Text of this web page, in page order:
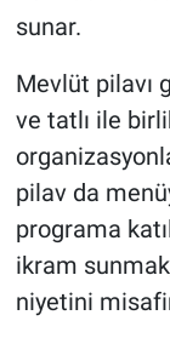
sunar.
Mevlüt pilavı
ve tatlı ile
pilav da
programa
ikram
niyetini